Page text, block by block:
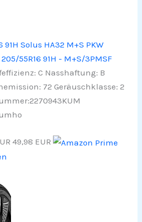
91H Solus HA32 M+S PKW
55R16 91H - M+S/3PMSF
C Nasshaftung: B
72 Geräuschklasse: 2
49,98 EUR